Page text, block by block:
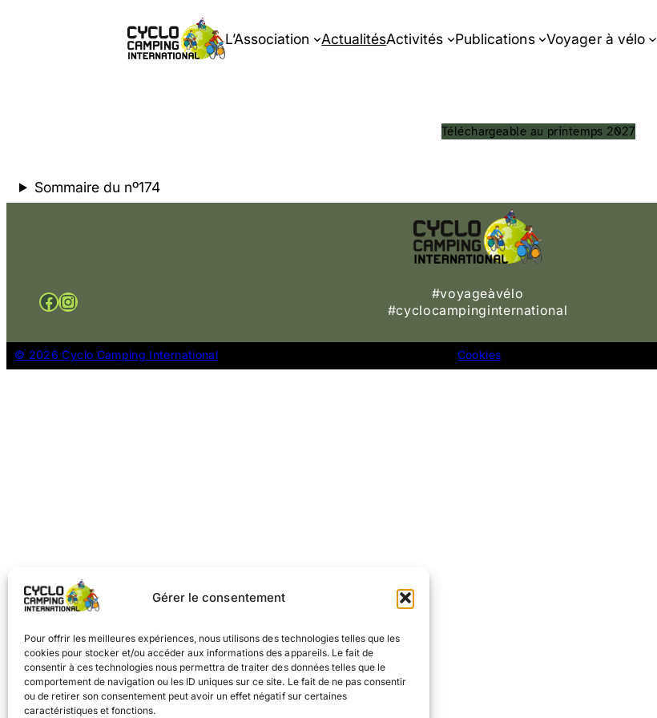
Gérer le consentement
Pour offrir les meilleures expériences, nous utilisons des technologies telles que les
cookies pour stocker et/ou accéder aux informations des appareils. Le fait de
consentir à ces technologies nous permettra de traiter des données telles que le
comportement de navigation ou les ID uniques sur ce site. Le fait de ne pas consentir
ou de retirer son consentement peut avoir un effet négatif sur certaines
caractéristiques et fonctions.
L’Association ActualitésActivités Publications Voyager à vélo
Téléchargeable au printemps 2027
Sommaire du nº174
Facebook Instagram
#voyageàvélo
#cyclocampinginternational
© 2026 Cyclo Camping International Cookies